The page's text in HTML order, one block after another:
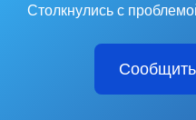
Столкнулись с